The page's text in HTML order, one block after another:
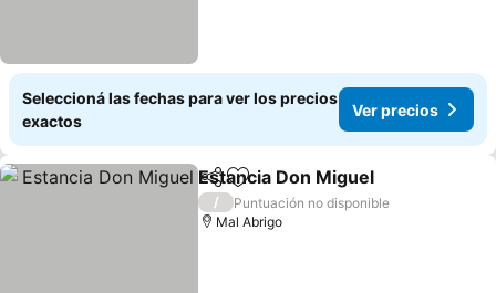
Seleccioná las fechas para ver los precios
exactos
Ver precios
CompartirAñadir a favoritos
Estancia Don Miguel
/
Puntuación no disponible
Mal Abrigo